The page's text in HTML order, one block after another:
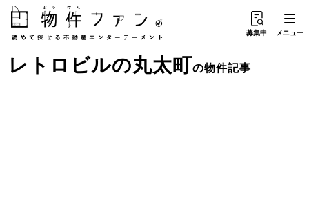
募集中 メニュー
レトロビルの丸太町の物件記事